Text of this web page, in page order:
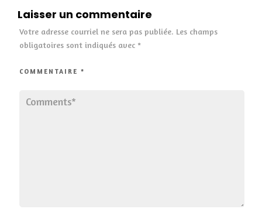
Laisser un commentaire
Votre adresse courriel ne sera pas publiée. Les champs
obligatoires sont indiqués avec *
COMMENTAIRE *